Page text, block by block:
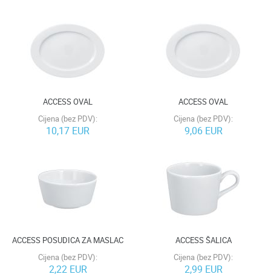
ACCESS OVAL
Cijena (bez PDV):
10,17 EUR
ACCESS OVAL
Cijena (bez PDV):
9,06 EUR
ACCESS POSUDICA ZA MASLAC
Cijena (bez PDV):
2,22 EUR
ACCESS ŠALICA
Cijena (bez PDV):
2,99 EUR